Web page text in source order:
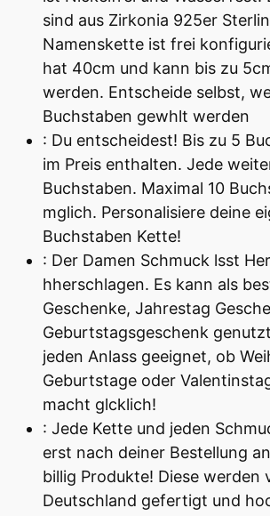
sind aus Zirkonia 925er
Namenskette ist frei
hat 40cm und kann bis zu
werden. Entscheide selbst,
Buchstaben gewhlt werden
: Du entscheidest! Bis zu 5
im Preis enthalten. Jede
Buchstaben. Maximal 10
mglich. Personalisiere deine
Buchstaben Kette!
: Der Damen Schmuck lsst
hherschlagen. Es kann als
Geschenke, Jahrestag
Geburtstagsgeschenk
jeden Anlass geeignet, ob
Geburtstage oder
macht glcklich!
: Jede Kette und jeden
erst nach deiner Bestellung
billig Produkte! Diese werden
Deutschland gefertigt und